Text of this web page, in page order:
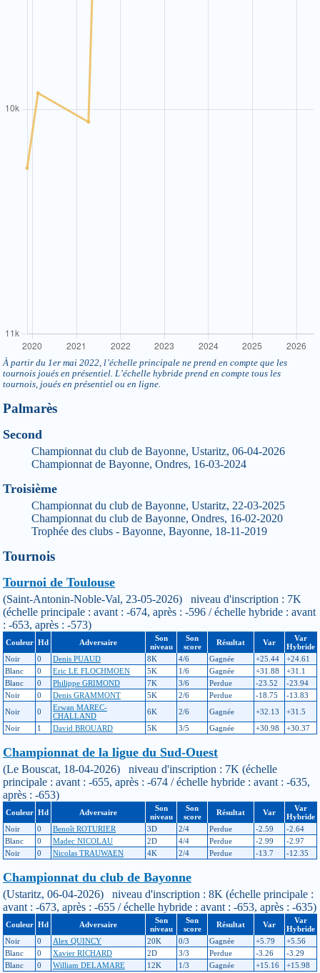
À partir du 1er mai 2022, l’échelle principale ne prend en compte que les
tournois joués en présentiel. L’échelle hybride prend en compte tous les
tournois, joués en présentiel ou en ligne.
Palmarès
Second
Championnat du club de Bayonne, Ustaritz, 06-04-2026
Championnat de Bayonne, Ondres, 16-03-2024
Troisième
Championnat du club de Bayonne, Ustaritz, 22-03-2025
Championnat du club de Bayonne, Ondres, 16-02-2020
Trophée des clubs - Bayonne, Bayonne, 18-11-2019
Tournois
Tournoi de Toulouse
(Saint-Antonin-Noble-Val, 23-05-2026) niveau d'inscription : 7K
(échelle principale : avant : -674, après : -596 / échelle hybride : avant
: -653, après : -573)
Couleur Hd Adversaire
Son
niveau
Son
score
Résultat Var
Var
Hybride
Noir
0 Denis PUAUD 8K 4/6 Gagnée +25.44
+24.61
Blanc
0 Eric LE FLOCHMOEN 5K 1/6 Gagnée +31.88
+31.1
Blanc
0 Philippe GRIMOND 7K 3/6 Perdue -23.52
-23.94
Noir
0 Denis GRAMMONT 5K 2/6 Perdue -18.75
-13.83
Noir
0
Erwan MAREC-
CHALLAND
6K 2/6 Gagnée +32.13
+31.5
Noir
1 David BROUARD 5K 3/5 Gagnée +30.98 +30.37
Championnat de la ligue du Sud-Ouest
(Le Bouscat, 18-04-2026) niveau d'inscription : 7K (échelle
principale : avant : -655, après : -674 / échelle hybride : avant : -635,
après : -653)
Couleur Hd Adversaire
Son
niveau
Son
score
Résultat Var
Var
Hybride
Noir
0 Benoît ROTURIER 3D 2/4 Perdue -2.59
-2.64
Blanc
0 Madec NICOLAU 2D 4/4 Perdue -2.99
-2.97
Noir
0 Nicolas TRAUWAEN 4K 2/4 Perdue -13.7 -12.35
Championnat du club de Bayonne
(Ustaritz, 06-04-2026) niveau d'inscription : 8K (échelle principale :
avant : -673, après : -655 / échelle hybride : avant : -653, après : -635)
Couleur Hd Adversaire
Son
niveau
Son
score
Résultat Var
Var
Hybride
Noir
0 Alex QUINCY 20K 0/3 Gagnée +5.79
+5.56
Blanc
0 Xavier RICHARD 2D 3/3 Perdue -3.26
-3.29
Blanc
0 William DELAMARE 12K 1/3 Gagnée +15.16 +15.98